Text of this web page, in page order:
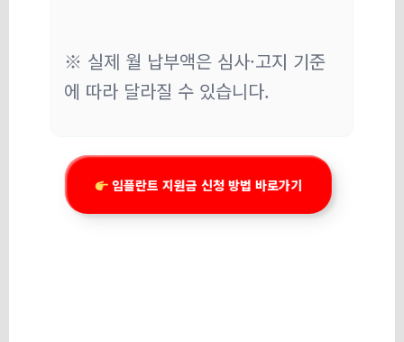
※ 실제 월 납부액은 심사·고지 기준
에 따라 달라질 수 있습니다.
임플란트 지원금 신청 방법 바로가기